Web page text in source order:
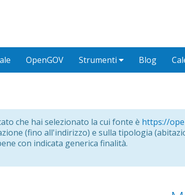
OpenGOV Strumenti Blog
che hai selezionato la cui fonte è https://
(fino all'indirizzo) e sulla tipologia
con indicata generica finalità.